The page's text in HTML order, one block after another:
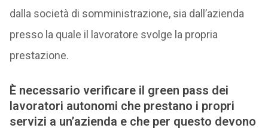
dalla società di somministrazione, sia dall’azienda
presso la quale il lavoratore svolge la propria
prestazione.
È necessario verificare il green pass dei
lavoratori autonomi che prestano i propri
servizi a un’azienda e che per questo devono